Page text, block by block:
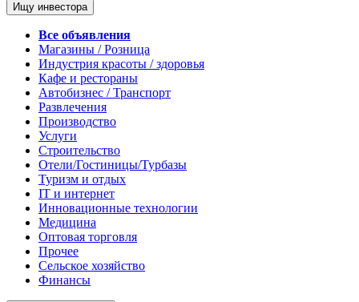
Ищу инвестора
Все объявления
Магазины / Розница
Индустрия красоты / здоровья
Кафе и рестораны
Автобизнес / Транспорт
Развлечения
Производство
Услуги
Строительство
Отели/Гостиницы/Турбазы
Туризм и отдых
IT и интернет
Инновационные технологии
Медицина
Оптовая торговля
Прочее
Сельское хозяйство
Финансы